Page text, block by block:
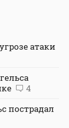
атаки
4
пострадал